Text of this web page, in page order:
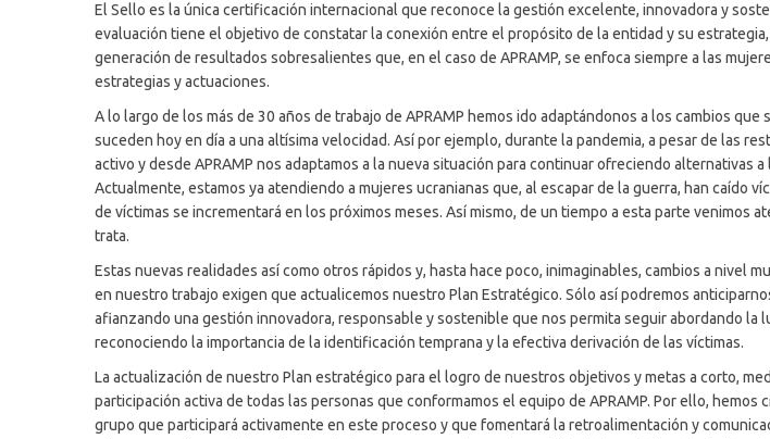
El Sello es la única certificación internacional que reconoce la gestión excelente, innovadora y
evaluación tiene el objetivo de constatar la conexión entre el propósito de la entidad y su
generación de resultados sobresalientes que, en el caso de APRAMP, se enfoca siempre a las
estrategias y actuaciones.
A lo largo de los más de 30 años de trabajo de APRAMP hemos ido adaptándonos a los cambios
suceden hoy en día a una altísima velocidad. Así por ejemplo, durante la pandemia, a pesar de las
activo y desde APRAMP nos adaptamos a la nueva situación para continuar ofreciendo
Actualmente, estamos ya atendiendo a mujeres ucranianas que, al escapar de la guerra, han caído
de víctimas se incrementará en los próximos meses. Así mismo, de un tiempo a esta parte
trata.
Estas nuevas realidades así como otros rápidos y, hasta hace poco, inimaginables, cambios a nivel
en nuestro trabajo exigen que actualicemos nuestro Plan Estratégico. Sólo así podremos
afianzando una gestión innovadora, responsable y sostenible que nos permita seguir abordando
reconociendo la importancia de la identificación temprana y la efectiva derivación de las víctimas.
La actualización de nuestro Plan estratégico para el logro de nuestros objetivos y metas a corto,
participación activa de todas las personas que conformamos el equipo de APRAMP. Por ello,
grupo que participará activamente en este proceso y que fomentará la retroalimentación y